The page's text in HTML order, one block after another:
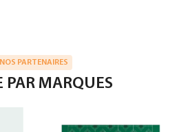
NOS PARTENAIRES
PAR MARQUES